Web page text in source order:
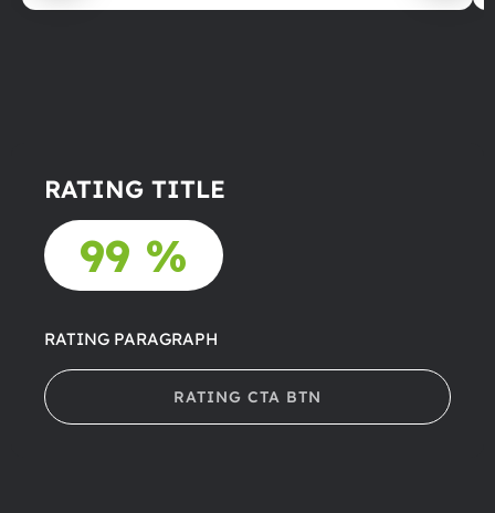
RATING TITLE
99 %
RATING PARAGRAPH
RATING CTA BTN